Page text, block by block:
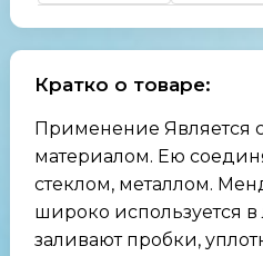
Кратко о товаре:
Применение Является
материалом. Ею
стеклом, металлом.
широко используется в
заливают пробки,